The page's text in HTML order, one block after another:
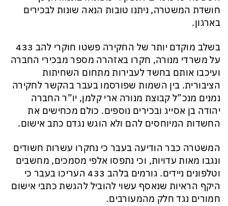
חושדת המשטרה, ניתנו טובות הנאה שונות לבכירים
בארגון.
בשלב מוקדם יותר של החקירה פשטו חוקרי להב 433
על משרדי מנורה, חקרו באזהרה מספר מבכירי החברה
ועיכבו אותם בחשד לעבירות מתחום השחיתות
הציבורית. בין השמות שפורסמו בעבר בהקשר לחקירה
נמנים מנכ”ל קבוצת מנורה ארי קלמן, יו”ר החברה
יהודה בן אסייג ובכירים נוספים. כולם מכחישים את
החשדות המיוחסים להם ולא הוגש נגדם כתב אישום.
המשטרה כבר הודיעה בעבר כי נחקרו עשרות חשודים
ונגבו מאות עדויות, וכי נתפסו אלפי מסמכים, מחשבים
וטלפונים ניידים. גורמים בלהב 433 העריכו בעבר כי
היקף הראיות שנאסף עשוי להוביל להגשת כתבי אישום
חמורים נגד חלק מהמעורבים.